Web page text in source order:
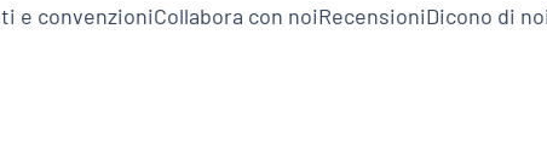
e convenzioniCollabora con noiRecensioniDicono di